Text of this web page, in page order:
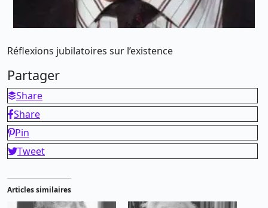
Réflexions jubilatoires sur l’existence
Partager
Share
Share
Pin
Tweet
Articles similaires